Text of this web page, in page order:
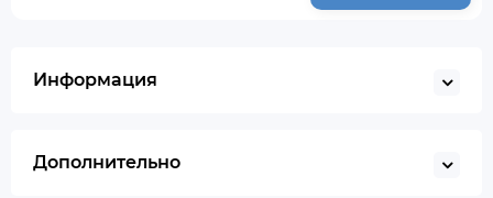
Информация
Дополнительно